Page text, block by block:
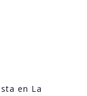
en La